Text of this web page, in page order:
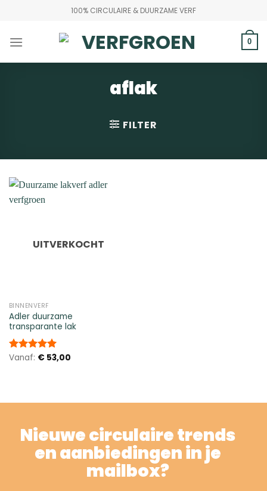
inhoud
100% CIRCULAIRE & DUURZAME VERF
0
aflak
FILTER
UITVERKOCHT
BINNENVERF
Adler duurzame
transparante lak
Gewaardeerd
Vanaf: €53,00
Nieuwe circulaire trends
en aanbiedingen in je
mailbox?